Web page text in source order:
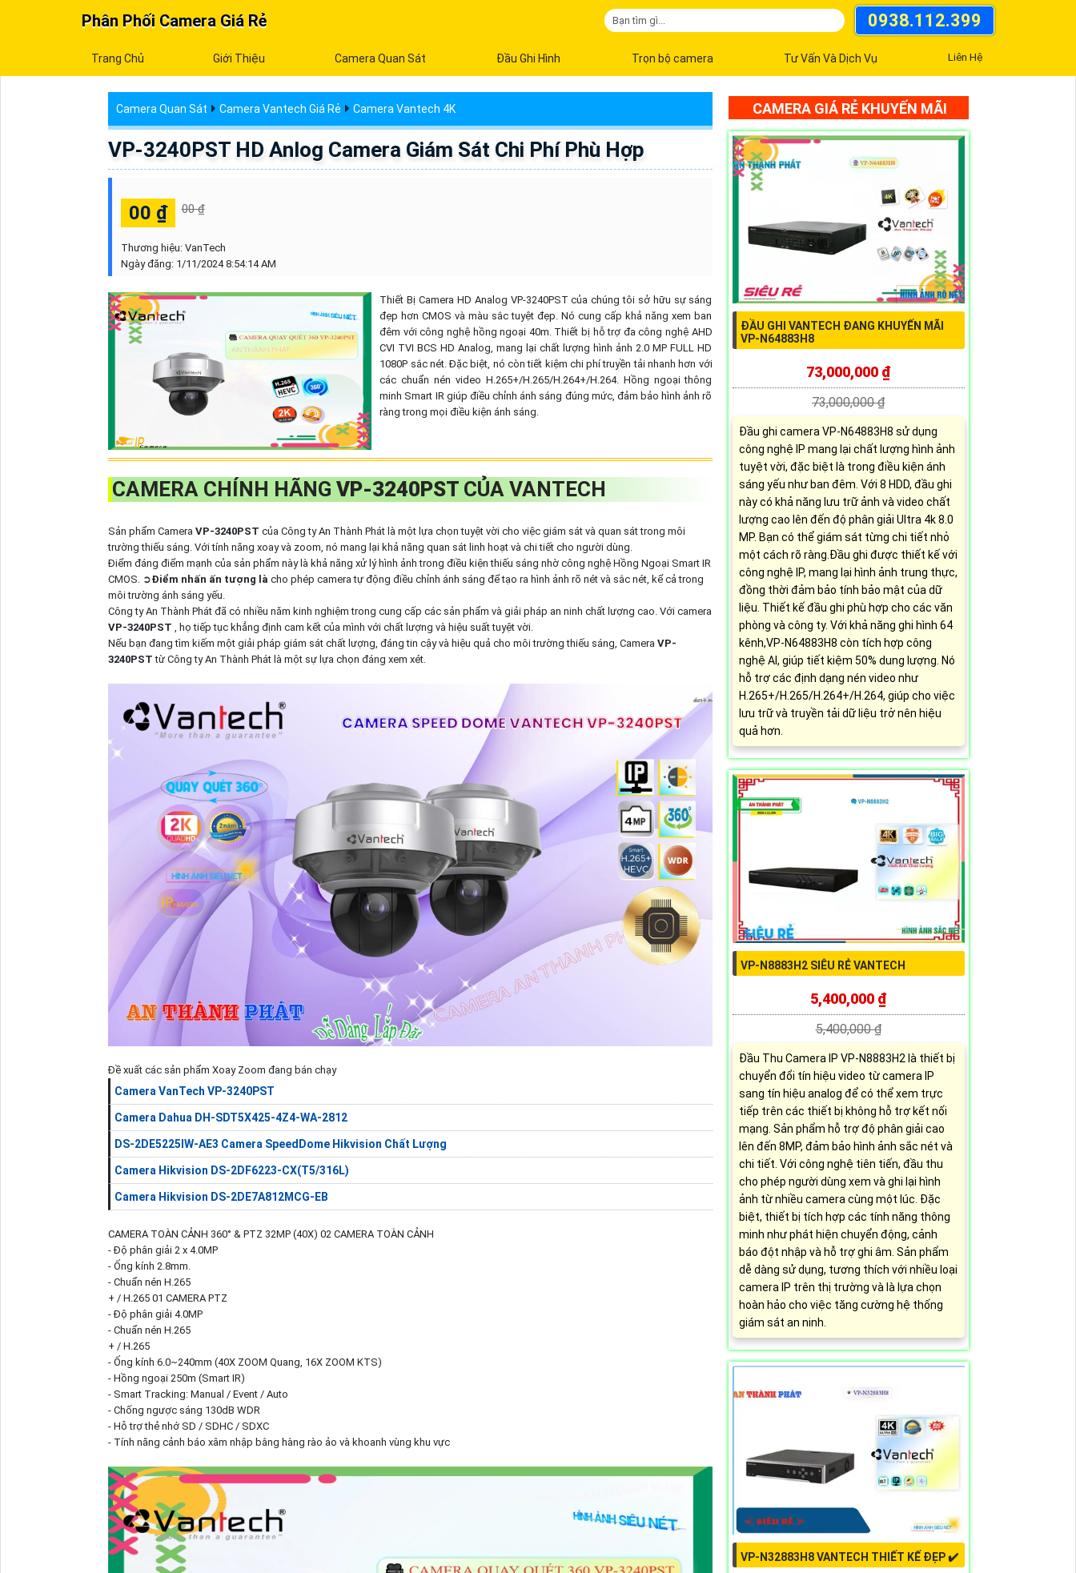
Phân Phối Camera Giá Rẻ 0938.112.399
Trang Chủ Giới Thiệu Camera Quan Sát Đầu Ghi Hình Trọn bộ camera Tư Vấn Và Dịch Vụ Liên Hệ
Camera Quan Sát Camera Vantech Giá Rẻ Camera Vantech 4K
VP-3240PST HD Anlog Camera Giám Sát Chi Phí Phù Hợp
00 ₫ 00 ₫
Thương hiệu: VanTech
Ngày đăng: 1/11/2024 8:54:14 AM
Thiết Bị Camera HD Analog VP-3240PST của chúng tôi sở hữu sự sáng
đẹp hơn CMOS và màu sắc tuyệt đẹp. Nó cung cấp khả năng xem ban
đêm với công nghệ hồng ngoại 40m. Thiết bị hỗ trợ đa công nghệ AHD
CVI TVI BCS HD Analog, mang lại chất lượng hình ảnh 2.0 MP FULL HD
1080P sắc nét. Đặc biệt, nó còn tiết kiệm chi phí truyền tải nhanh hơn với
các chuẩn nén video H.265+/H.265/H.264+/H.264. Hồng ngoại thông
minh Smart IR giúp điều chỉnh ánh sáng đúng mức, đảm bảo hình ảnh rõ
ràng trong mọi điều kiện ánh sáng.
CAMERA CHÍNH HÃNG VP-3240PST CỦA VANTECH
Sản phẩm Camera VP-3240PST của Công ty An Thành Phát là một lựa chọn tuyệt vời cho việc giám sát và quan sát trong môi
trường thiếu sáng. Với tính năng xoay và zoom, nó mang lại khả năng quan sát linh hoạt và chi tiết cho người dùng.
Điểm đáng điểm mạnh của sản phẩm này là khả năng xử lý hình ảnh trong điều kiện thiếu sáng nhờ công nghệ Hồng Ngoại Smart IR
CMOS. ➲Điểm nhấn ấn tượng là cho phép camera tự động điều chỉnh ánh sáng để tạo ra hình ảnh rõ nét và sắc nét, kể cả trong
môi trường ánh sáng yếu.
Công ty An Thành Phát đã có nhiều năm kinh nghiệm trong cung cấp các sản phẩm và giải pháp an ninh chất lượng cao. Với camera
VP-3240PST
, họ tiếp tục khẳng định cam kết của mình với chất lượng và hiệu suất tuyệt vời.
Nếu bạn đang tìm kiếm một giải pháp giám sát chất lượng, đáng tin cậy và hiệu quả cho môi trường thiếu sáng, Camera VP-
3240PSTtừ Công ty An Thành Phát là một sự lựa chọn đáng xem xét.
Đề xuất các sản phẩm Xoay Zoom đang bán chạy
Camera VanTech VP-3240PST
Camera Dahua DH-SDT5X425-4Z4-WA-2812
DS-2DE5225IW-AE3 Camera SpeedDome Hikvision Chất Lượng
Camera Hikvision DS-2DF6223-CX(T5/316L)
Camera Hikvision DS-2DE7A812MCG-EB
CAMERA TOÀN CẢNH 360° & PTZ 32MP (40X) 02 CAMERA TOÀN CẢNH
- Độ phân giải 2 x 4.0MP
- Ống kính 2.8mm.
- Chuẩn nén H.265
+ / H.265 01 CAMERA PTZ
- Độ phân giải 4.0MP
- Chuẩn nén H.265
+ / H.265
- Ống kính 6.0~240mm (40X ZOOM Quang, 16X ZOOM KTS)
- Hồng ngoại 250m (Smart IR)
- Smart Tracking: Manual / Event / Auto
- Chống ngược sáng 130dB WDR
- Hỗ trợ thẻ nhớ SD / SDHC / SDXC
- Tính năng cảnh báo xâm nhập bằng hàng rào ảo và khoanh vùng khu vực
CAMERA GIÁ RẺ KHUYẾN MÃI
ĐẦU GHI VANTECH ĐANG KHUYẾN MÃI
VP-N64883H8
73,000,000 ₫
73,000,000 ₫
Đầu ghi camera VP-N64883H8 sử dụng
công nghệ IP mang lại chất lượng hình ảnh
tuyệt vời, đặc biệt là trong điều kiện ánh
sáng yếu như ban đêm. Với 8 HDD, đầu ghi
này có khả năng lưu trữ ảnh và video chất
lượng cao lên đến độ phân giải Ultra 4k 8.0
MP. Bạn có thể giám sát từng chi tiết nhỏ
một cách rõ ràng.Đầu ghi được thiết kế với
công nghệ IP, mang lại hình ảnh trung thực,
đồng thời đảm bảo tính bảo mật của dữ
liệu. Thiết kế đầu ghi phù hợp cho các văn
phòng và công ty. Với khả năng ghi hình 64
kênh,VP-N64883H8 còn tích hợp công
nghệ AI, giúp tiết kiệm 50% dung lượng. Nó
hỗ trợ các định dạng nén video như
H.265+/H.265/H.264+/H.264, giúp cho việc
lưu trữ và truyền tải dữ liệu trở nên hiệu
quả hơn.
VP-N8883H2 SIÊU RẺ VANTECH
5,400,000 ₫
5,400,000 ₫
Đầu Thu Camera IP VP-N8883H2 là thiết bị
chuyển đổi tín hiệu video từ camera IP
sang tín hiệu analog để có thể xem trực
tiếp trên các thiết bị không hỗ trợ kết nối
mạng. Sản phẩm hỗ trợ độ phân giải cao
lên đến 8MP, đảm bảo hình ảnh sắc nét và
chi tiết. Với công nghệ tiên tiến, đầu thu
cho phép người dùng xem và ghi lại hình
ảnh từ nhiều camera cùng một lúc. Đặc
biệt, thiết bị tích hợp các tính năng thông
minh như phát hiện chuyển động, cảnh
báo đột nhập và hỗ trợ ghi âm. Sản phẩm
dễ dàng sử dụng, tương thích với nhiều loại
camera IP trên thị trường và là lựa chọn
hoàn hảo cho việc tăng cường hệ thống
giám sát an ninh.
VP-N32883H8 VANTECH THIẾT KẾ ĐẸP ✔️